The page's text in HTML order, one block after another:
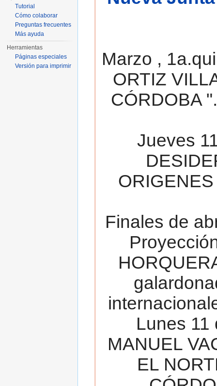
Marzo ,
ORTIZ
CÓRDOBA
Jueves
Finales de
Lunes 11
MANUEL
EL
Tutorial
Cómo colaborar
Preguntas frecuentes
Más ayuda
Herramientas
Páginas especiales
Versión para imprimir